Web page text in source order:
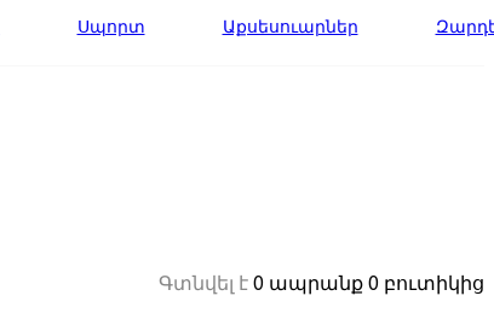
Սպորտ Աքսեսուարներ
Գտնվել է 0 ապրանք 0 բուտիկից